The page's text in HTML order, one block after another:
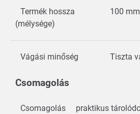
Termék hossza
(mélysége)
100 mm
Vágási minőség Tiszta
Csomagolás
Csomagolás praktikus